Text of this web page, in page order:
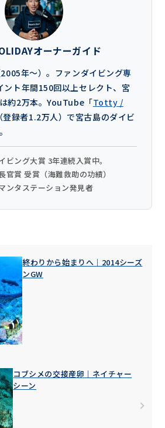
オーナーガイド
年〜）。ファンダイビング専
ント年間150回以上セレクト、宮
約2万本。YouTube「Totty /
登録者1.2万人）で宮古島のダイビ
ビング大賞 3年連続入賞中。
官賞 受賞（海難救助の功績）
ンタステーション発見者
終わりから始まりへ｜2014シーズ
ンGW
コブシメの交接産卵｜ネイチャー
シーン